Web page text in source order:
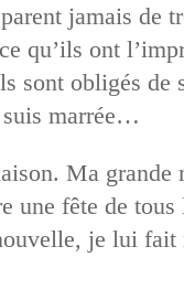
jamais de
qu’ils ont
sont obligés de
suis marrée…
Ma
une fête de
je lui fait